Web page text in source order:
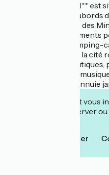
Le camping Le Soleil** est
de La Rochelle, aux abords
du port de plaisance des
nombreux emplacements
caravane/van ou camping-
du cadre idyllique de la
activités. Sports
culturel, festivals de
cyclables… On ne s’ennuie
Cet établissement vous
leur site pour réserver
Téléphoner